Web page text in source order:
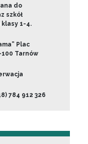
do
szkół
1-4.
Plac
100 Tarnów
784 912 326